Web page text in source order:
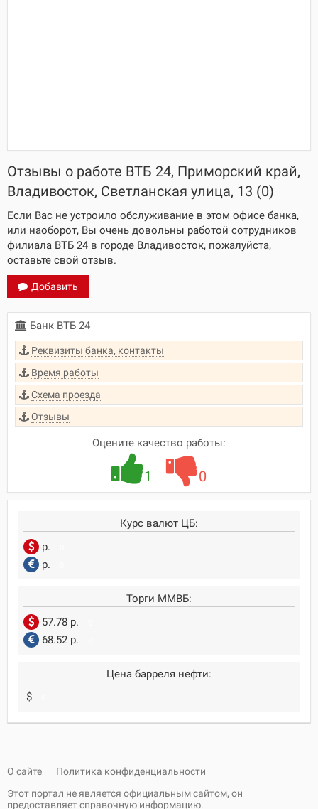
Отзывы о работе ВТБ 24, Приморский край,
Владивосток, Светланская улица, 13 (0)
Если Вас не устроило обслуживание в этом офисе банка,
или наоборот, Вы очень довольны работой сотрудников
филиала ВТБ 24 в городе Владивосток, пожалуйста,
оставьте свой отзыв.
Добавить
Банк ВТБ 24
Реквизиты банка, контакты
Время работы
Схема проезда
Отзывы
Оцените качество работы:
1 0
Курс валют ЦБ:
р.
р.
Торги ММВБ:
57.78 р.
68.52 р.
Цена барреля нефти:
$
О сайте
Политика конфиденциальности
Этот портал не является официальным сайтом, он
предоставляет справочную информацию.